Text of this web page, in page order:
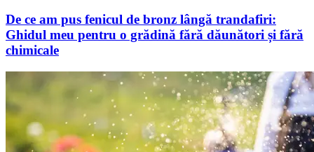
De ce am pus fenicul de bronz lângă trandafiri:
Ghidul meu pentru o grădină fără dăunători și fără
chimicale